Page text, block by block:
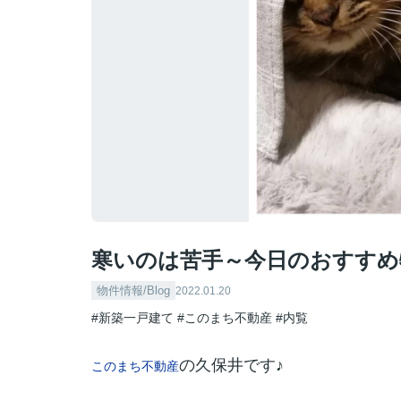
寒いのは苦手～今日のおすす
物件情報/Blog 2022.01.20
#新築一戸建て #このまち不動産 #内覧
このまち不動産の久保井です♪